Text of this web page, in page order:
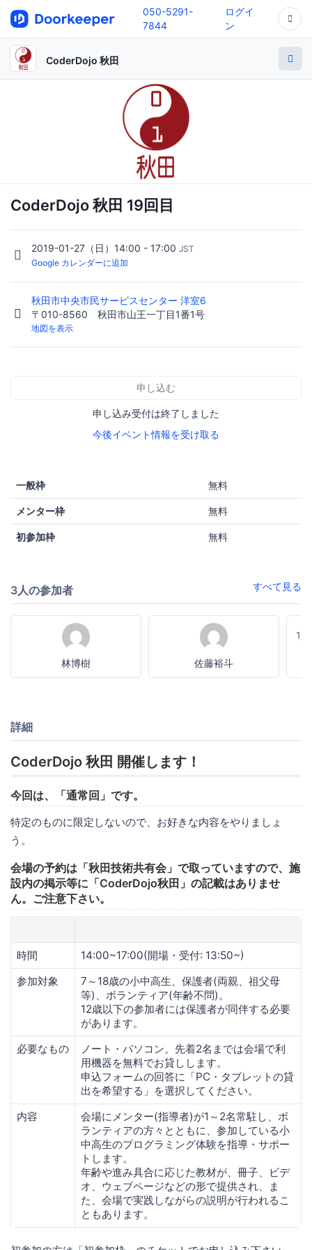
050-5291-
7844
ログイ
ン
CoderDojo 秋田
CoderDojo 秋田 19回目
2019-01-27（日）14:00 - 17:00 JST
Google カレンダーに追加
秋田市中央市民サービスセンター 洋室6
〒010-8560 秋田市山王一丁目1番1号
地図を表示
申し込む
申し込み受付は終了しました
今後イベント情報を受け取る
一般枠 無料
メンター枠 無料
初参加枠 無料
3人の参加者 すべて見る
林博樹 佐藤裕斗
1
詳細
CoderDojo 秋田 開催します！
今回は、「通常回」です。
特定のものに限定しないので、お好きな内容をやりましょ
う。
会場の予約は「秋田技術共有会」で取っていますので、施
設内の掲示等に「CoderDojo秋田」の記載はありませ
ん。ご注意下さい。
時間
14:00~17:00(開場・受付: 13:50~)
参加対象
7～18歳の小中高生、保護者(両親、祖父母
等)、ボランティア(年齢不問)。
12歳以下の参加者には保護者が同伴する必要
があります。
必要なもの
ノート・パソコン。先着2名までは会場で利
用機器を無料でお貸しします。
申込フォームの回答に「PC・タブレットの貸
出を希望する」を選択してください。
内容
会場にメンター(指導者)が1～2名常駐し、ボ
ランティアの方々とともに、参加している小
中高生のプログラミング体験を指導・サポー
トします。
年齢や進み具合に応じた教材が、冊子、ビデ
オ、ウェブページなどの形で提供され、ま
た、会場で実践しながらの説明が行われるこ
ともあります。